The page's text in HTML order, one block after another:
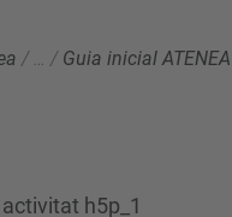
/ … / Guia inicial
h5p_1